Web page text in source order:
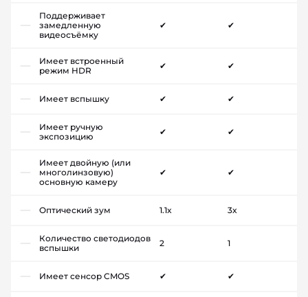
Поддерживает
замедленную
видеосъёмку
✔ ✔
Имеет встроенный
режим HDR
✔ ✔
Имеет вспышку ✔ ✔
Имеет ручную
экспозицию
✔ ✔
Имеет двойную (или
многолинзовую)
основную камеру
✔ ✔
Оптический зум 1.1x 3x
Количество светодиодов
вспышки
2 1
Имеет сенсор CMOS ✔ ✔